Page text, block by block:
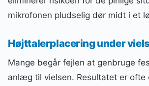
mikrofonen pludselig dør midt i et
Højttalerplacering under
Mange begår fejlen at genbruge
anlæg til vielsen. Resultatet er ofte